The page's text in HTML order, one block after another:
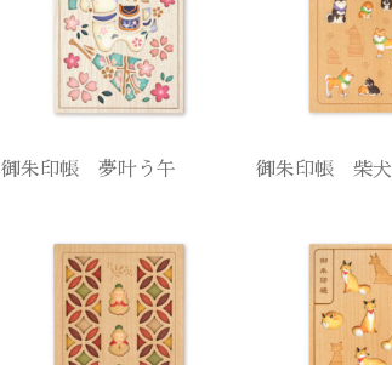
御朱印帳 夢叶う午 御朱印帳 柴犬